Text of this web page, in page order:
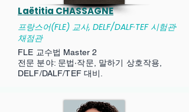
Laëtitia CHASSAGNE
프랑스어(FLE) 교사, DELF/DALF·TEF 시험관·
채점관
FLE 교수법 Master 2
전문 분야: 문법·작문, 말하기 상호작용,
DELF/DALF/TEF 대비.